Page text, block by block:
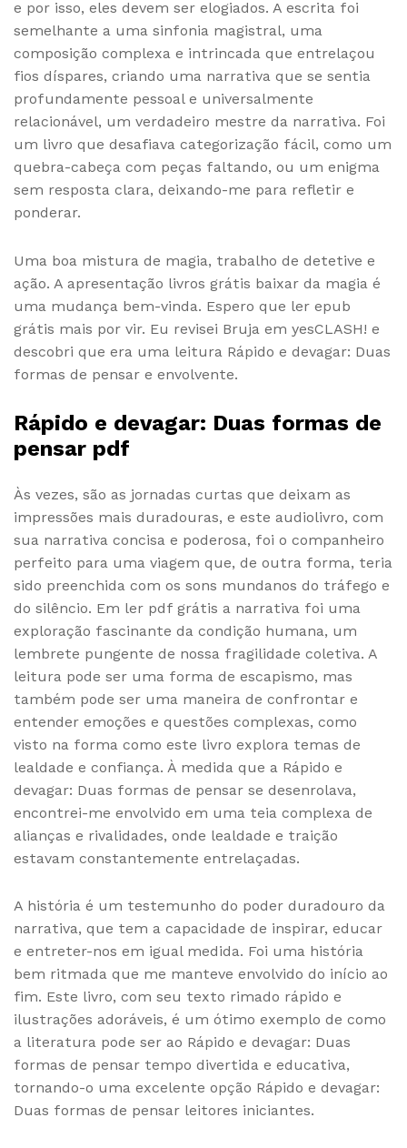
e por isso, eles devem ser elogiados. A escrita foi
semelhante a uma sinfonia magistral, uma
composição complexa e intrincada que entrelaçou
fios díspares, criando uma narrativa que se sentia
profundamente pessoal e universalmente
relacionável, um verdadeiro mestre da narrativa. Foi
um livro que desafiava categorização fácil, como um
quebra-cabeça com peças faltando, ou um enigma
sem resposta clara, deixando-me para refletir e
ponderar.
Uma boa mistura de magia, trabalho de detetive e
ação. A apresentação livros grátis baixar da magia é
uma mudança bem-vinda. Espero que ler epub
grátis mais por vir. Eu revisei Bruja em yesCLASH! e
descobri que era uma leitura Rápido e devagar: Duas
formas de pensar e envolvente.
Rápido e devagar: Duas formas de
pensar pdf
Às vezes, são as jornadas curtas que deixam as
impressões mais duradouras, e este audiolivro, com
sua narrativa concisa e poderosa, foi o companheiro
perfeito para uma viagem que, de outra forma, teria
sido preenchida com os sons mundanos do tráfego e
do silêncio. Em ler pdf grátis a narrativa foi uma
exploração fascinante da condição humana, um
lembrete pungente de nossa fragilidade coletiva. A
leitura pode ser uma forma de escapismo, mas
também pode ser uma maneira de confrontar e
entender emoções e questões complexas, como
visto na forma como este livro explora temas de
lealdade e confiança. À medida que a Rápido e
devagar: Duas formas de pensar se desenrolava,
encontrei-me envolvido em uma teia complexa de
alianças e rivalidades, onde lealdade e traição
estavam constantemente entrelaçadas.
A história é um testemunho do poder duradouro da
narrativa, que tem a capacidade de inspirar, educar
e entreter-nos em igual medida. Foi uma história
bem ritmada que me manteve envolvido do início ao
fim. Este livro, com seu texto rimado rápido e
ilustrações adoráveis, é um ótimo exemplo de como
a literatura pode ser ao Rápido e devagar: Duas
formas de pensar tempo divertida e educativa,
tornando-o uma excelente opção Rápido e devagar:
Duas formas de pensar leitores iniciantes.